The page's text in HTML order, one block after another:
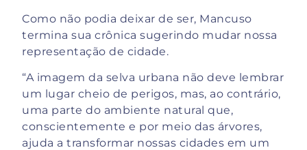
Como não podia deixar de ser, Mancuso
termina sua crônica sugerindo mudar nossa
representação de cidade.
“A imagem da selva urbana não deve lembrar
um lugar cheio de perigos, mas, ao contrário,
uma parte do ambiente natural que,
conscientemente e por meio das árvores,
ajuda a transformar nossas cidades em um